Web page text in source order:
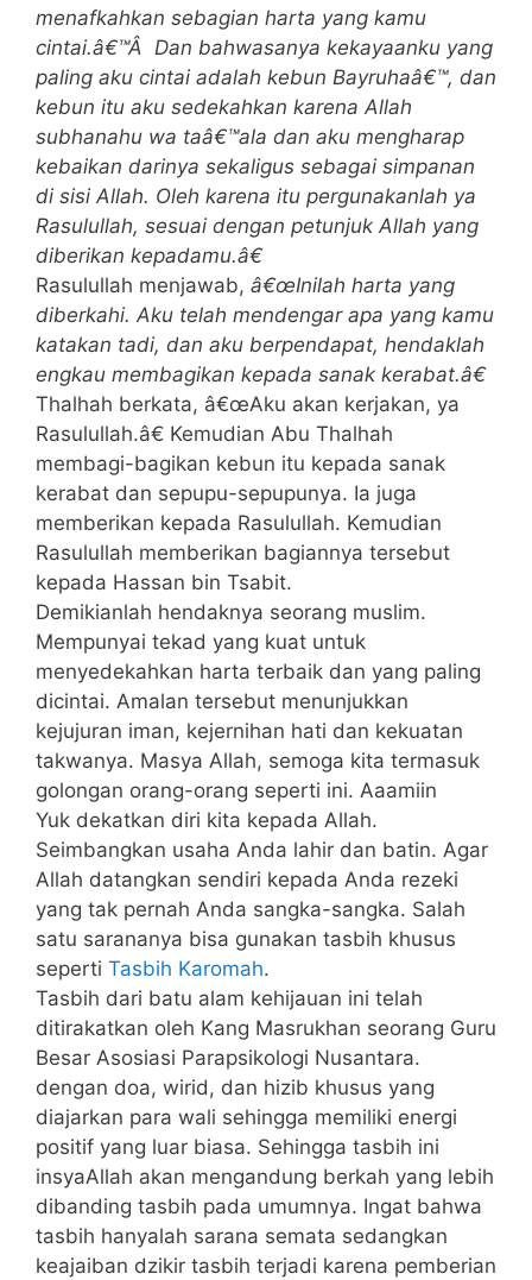
menafkahkan sebagian harta yang kamu
cintai.â€™Â Dan bahwasanya kekayaanku yang
paling aku cintai adalah kebun Bayruhaâ€™, dan
kebun itu aku sedekahkan karena Allah
subhanahu wa taâ€™ala dan aku mengharap
kebaikan darinya sekaligus sebagai simpanan
di sisi Allah. Oleh karena itu pergunakanlah ya
Rasulullah, sesuai dengan petunjuk Allah yang
diberikan kepadamu.â€
Rasulullah menjawab, â€œInilah harta yang
diberkahi. Aku telah mendengar apa yang kamu
katakan tadi, dan aku berpendapat, hendaklah
engkau membagikan kepada sanak kerabat.â€
Thalhah berkata, â€œAku akan kerjakan, ya
Rasulullah.â€ Kemudian Abu Thalhah
membagi-bagikan kebun itu kepada sanak
kerabat dan sepupu-sepupunya. Ia juga
memberikan kepada Rasulullah. Kemudian
Rasulullah memberikan bagiannya tersebut
kepada Hassan bin Tsabit.
Demikianlah hendaknya seorang muslim.
Mempunyai tekad yang kuat untuk
menyedekahkan harta terbaik dan yang paling
dicintai. Amalan tersebut menunjukkan
kejujuran iman, kejernihan hati dan kekuatan
takwanya. Masya Allah, semoga kita termasuk
golongan orang-orang seperti ini. Aaamiin
Yuk dekatkan diri kita kepada Allah.
Seimbangkan usaha Anda lahir dan batin. Agar
Allah datangkan sendiri kepada Anda rezeki
yang tak pernah Anda sangka-sangka. Salah
satu sarananya bisa gunakan tasbih khusus
seperti Tasbih Karomah.
Tasbih dari batu alam kehijauan ini telah
ditirakatkan oleh Kang Masrukhan seorang Guru
Besar Asosiasi Parapsikologi Nusantara.
dengan doa, wirid, dan hizib khusus yang
diajarkan para wali sehingga memiliki energi
positif yang luar biasa. Sehingga tasbih ini
insyaAllah akan mengandung berkah yang lebih
dibanding tasbih pada umumnya. Ingat bahwa
tasbih hanyalah sarana semata sedangkan
keajaiban dzikir tasbih terjadi karena pemberian